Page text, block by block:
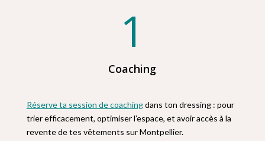
1
Coaching
Réserve ta session de coachingdans ton dressing : pour
trier efficacement, optimiser l’espace, et avoir accès à la
revente de tes vêtements sur Montpellier.